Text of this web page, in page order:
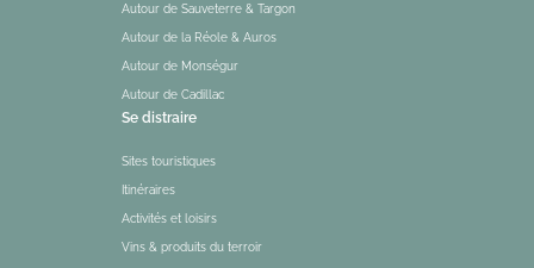
Autour de Sauveterre & Targon
Autour de la Réole & Auros
Autour de Monségur
Autour de Cadillac
Se distraire
Sites touristiques
Itinéraires
Activités et loisirs
Vins & produits du terroir